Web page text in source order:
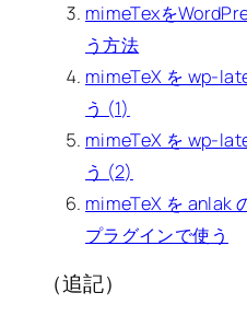
mimeTexを
う方法
mimeTeX を wp-
う (1)
mimeTeX を wp-
う (2)
mimeTeX を anlak
プラグインで使う
（追記）